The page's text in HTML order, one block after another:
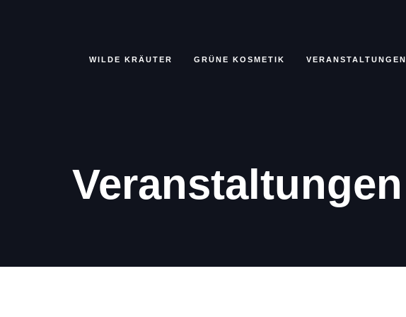
WILDE KRÄUTER GRÜNE KOSMETIK VERANSTALTUNGEN
Veranstaltungen